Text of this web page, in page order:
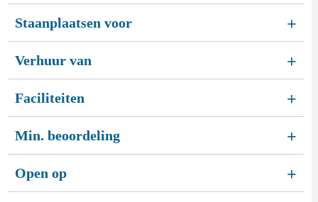
Staanplaatsen voor +
Verhuur van +
Faciliteiten +
Min. beoordeling +
Open op +